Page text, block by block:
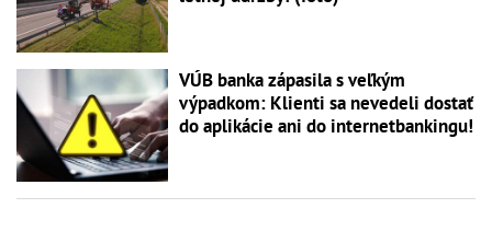
VÚB banka zápasila s veľkým
výpadkom: Klienti sa nevedeli dostať
do aplikácie ani do internetbankingu!